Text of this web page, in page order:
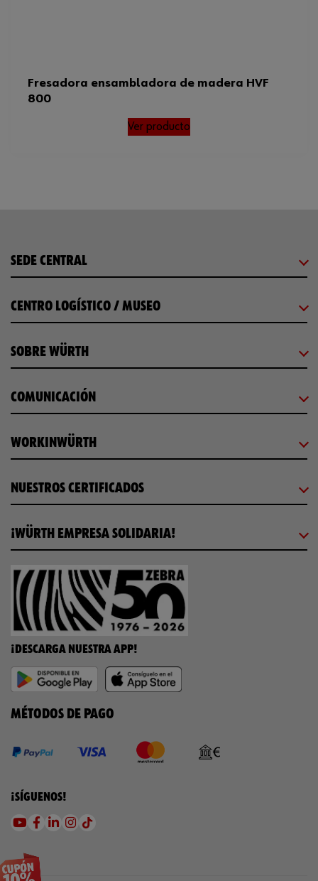
Fresadora ensambladora de madera HVF
800
Ver producto
SEDE CENTRAL
CENTRO LOGÍSTICO / MUSEO
SOBRE WÜRTH
COMUNICACIÓN
WORKINWÜRTH
NUESTROS CERTIFICADOS
¡WÜRTH EMPRESA SOLIDARIA!
¡DESCARGA NUESTRA APP!
MÉTODOS DE PAGO
¡SÍGUENOS!